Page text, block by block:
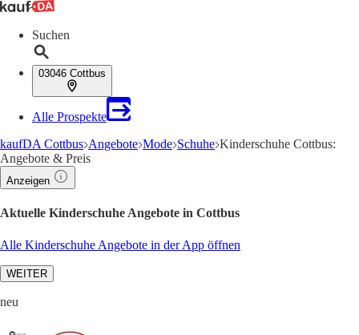
Suchen
03046 Cottbus
Alle Prospekte
kaufDA Cottbus Angebote Mode Schuhe Kinderschuhe Cottbus:
Angebote & Preis
Anzeigen
Aktuelle Kinderschuhe Angebote in Cottbus
Alle Kinderschuhe Angebote in der App öffnen
WEITER
neu